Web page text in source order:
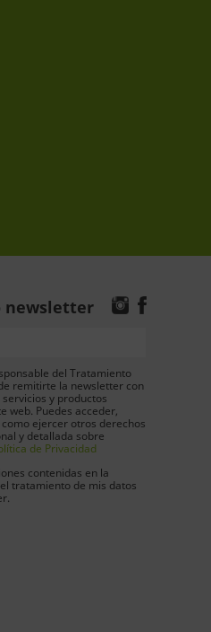
newsletter
del Tratamiento
remitirte la newsletter con
y productos
web. Puedes acceder,
ejercer otros derechos
y detallada sobre
de Privacidad
contenidas en la
tratamiento de mis datos